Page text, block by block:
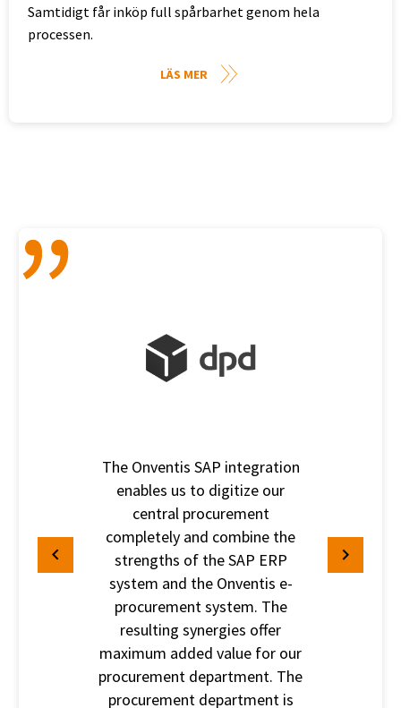
Samtidigt får inköp full spårbarhet genom hela
processen.
LÄS MER
The Onventis SAP integration
enables us to digitize our
central procurement
completely and combine the
strengths of the SAP ERP
system and the Onventis e-
procurement system. The
resulting synergies offer
maximum added value for our
procurement department. The
procurement department is